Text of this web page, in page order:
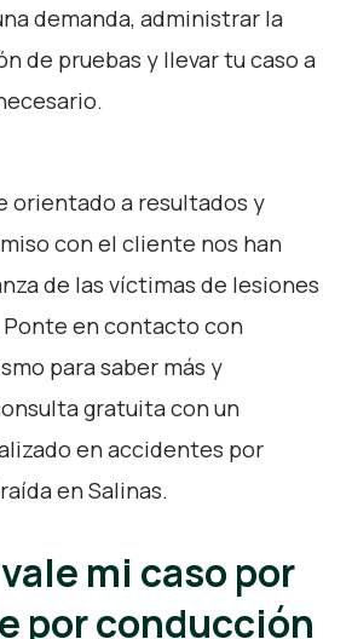
demanda, administrar la
de pruebas y llevar tu caso a
orientado a resultados y
con el cliente nos han
de las víctimas de lesiones
Ponte en contacto con
para saber más y
gratuita con un
en accidentes por
en Salinas.
mi caso por
por conducción